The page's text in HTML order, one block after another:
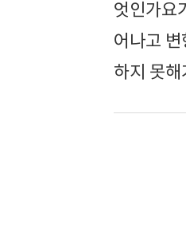
엇인가요
어나고
하지 못